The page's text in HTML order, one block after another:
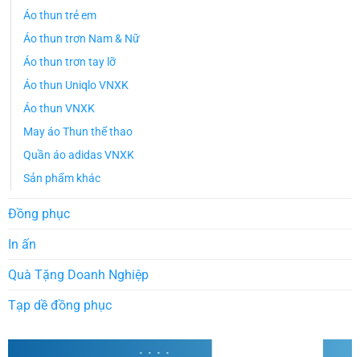
Áo thun trẻ em
Áo thun trơn Nam & Nữ
Áo thun trơn tay lỡ
Áo thun Uniqlo VNXK
Áo thun VNXK
May áo Thun thể thao
Quần áo adidas VNXK
Sản phẩm khác
Đồng phục
In ấn
Quà Tặng Doanh Nghiệp
Tạp dề đồng phục